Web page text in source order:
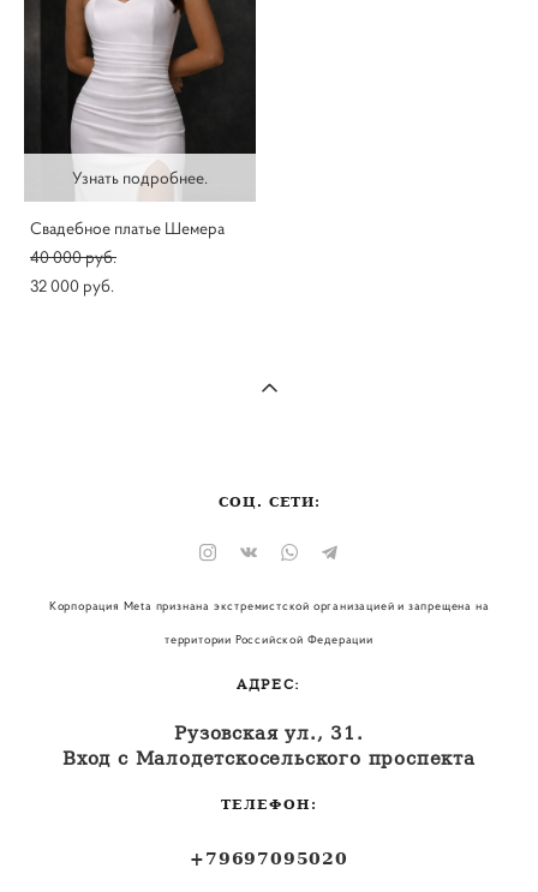
Узнать подробнее.
Свадебное платье Шемера
40 000 pуб.
32 000 pуб.
СОЦ. СЕТИ:
Корпорация Meta признана экстремистской организацией и запрещена на
территории Российской Федерации
АДРЕС:
Рузовская ул., 31.
Вход с Малодетскосельского проспекта
ТЕЛЕФОН:
+79697095020